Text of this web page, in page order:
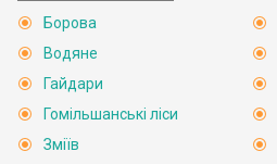
Борова
Водяне
Гайдари
Гомільшанські ліси
Зміїв